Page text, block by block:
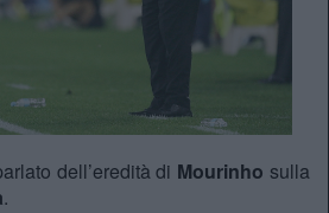
dell’eredità di Mourinho sulla
.